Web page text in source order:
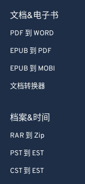
文档&电子书
PDF 到 WORD
EPUB 到 PDF
EPUB 到 MOBI
文档转换器
档案&时间
RAR 到 Zip
PST 到 EST
CST 到 EST